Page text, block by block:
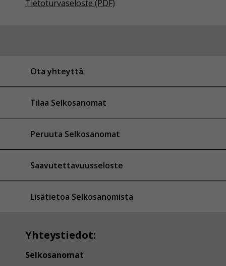
Tietoturvaseloste (PDF)
Ota yhteyttä
Tilaa Selkosanomat
Peruuta Selkosanomat
Saavutettavuusseloste
Lisätietoa Selkosanomista
Yhteystiedot:
Selkosanomat